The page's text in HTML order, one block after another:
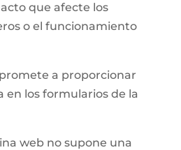
que afecte los
o el funcionamiento
a proporcionar
en los formularios de la
web no supone una